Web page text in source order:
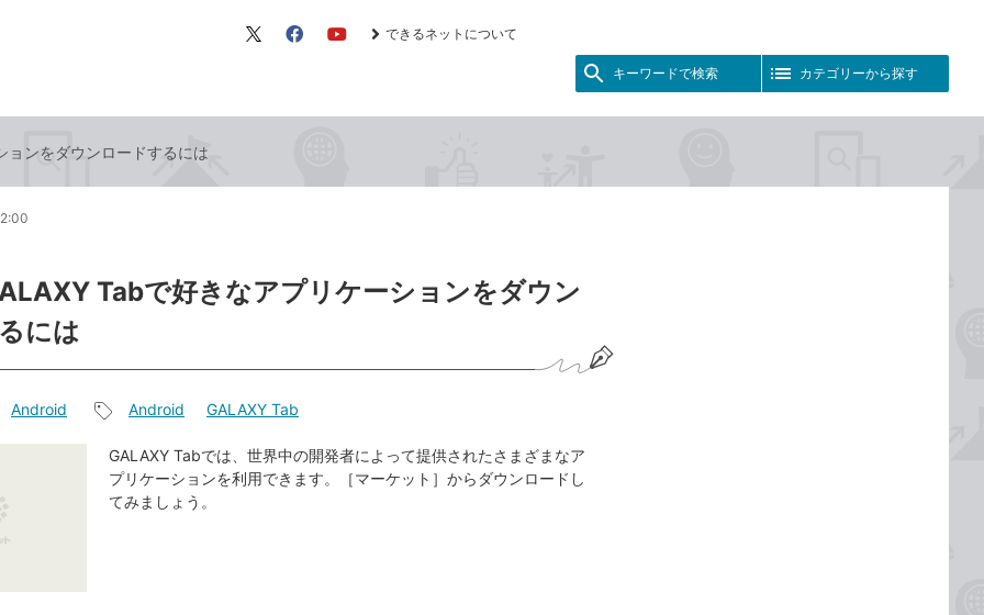
X（旧 FacebookYouTube
できるネットについて
キーワードで検索 カテゴリーから探す
ョンをダウンロードするには
Tabで好きなアプリケーションをダウン
には
Android
事
タ
グ
Android GALAXY Tab
GALAXY Tabでは、世界中の開発者によって提供されたさまざまなア
プリケーションを利用できます。［マーケット］からダウンロードし
てみましょう。